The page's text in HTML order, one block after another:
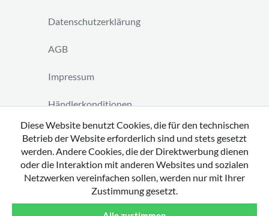
Datenschutzerklärung
AGB
Impressum
Händlerkonditionen
Vertrag widerrufen
Diese Website benutzt Cookies, die für den technischen
Betrieb der Website erforderlich sind und stets gesetzt
werden. Andere Cookies, die der Direktwerbung dienen
oder die Interaktion mit anderen Websites und sozialen
Netzwerken vereinfachen sollen, werden nur mit Ihrer
Zustimmung gesetzt.